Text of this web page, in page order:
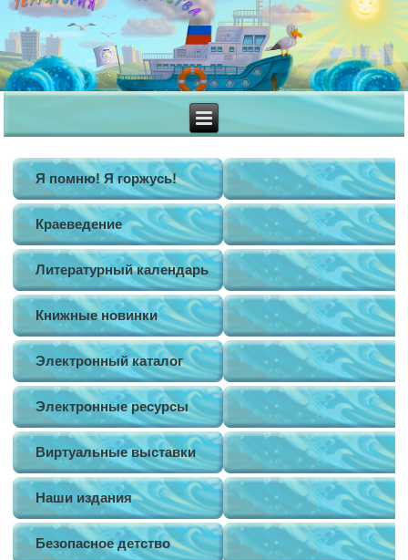
Я помню! Я горжусь!
Краеведение
Литературный календарь
Книжные новинки
Электронный каталог
Электронные ресурсы
Виртуальные выставки
Наши издания
Безопасное детство